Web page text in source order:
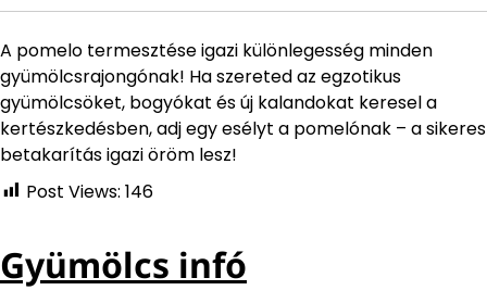
A pomelo termesztése igazi különlegesség minden
gyümölcsrajongónak! Ha szereted az egzotikus
gyümölcsöket, bogyókat és új kalandokat keresel a
kertészkedésben, adj egy esélyt a pomelónak – a sikeres
betakarítás igazi öröm lesz!
Post Views: 146
Gyümölcs infó